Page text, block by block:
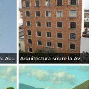
Hotel Riu Guadalajara. Abril/2015 Arquitectura sobre la Av. Juárez. Abril/2015